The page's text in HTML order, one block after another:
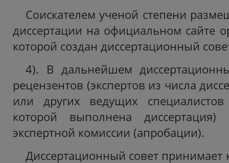
Соискателем ученой степени
диссертации на официальном сайте
которой создан диссертационный
4). В дальнейшем
рецензентов (экспертов из числа
или других ведущих
которой выполнена
экспертной комиссии (апробации).
Диссертационный совет принимает